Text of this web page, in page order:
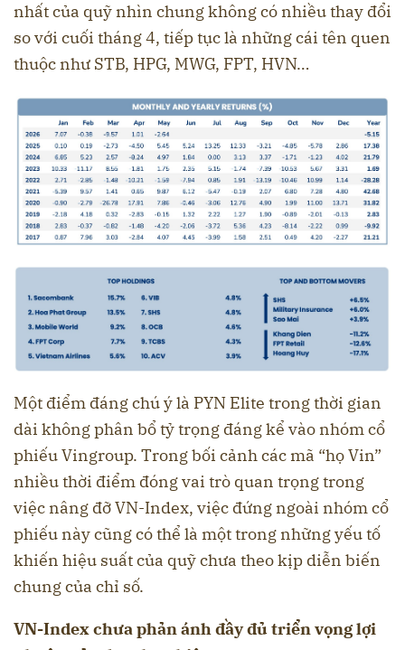
nhất của quỹ nhìn chung không có nhiều thay đổi
so với cuối tháng 4, tiếp tục là những cái tên quen
thuộc như STB, HPG, MWG, FPT, HVN…
Một điểm đáng chú ý là PYN Elite trong thời gian
dài không phân bổ tỷ trọng đáng kể vào nhóm cổ
phiếu Vingroup. Trong bối cảnh các mã “họ Vin”
nhiều thời điểm đóng vai trò quan trọng trong
việc nâng đỡ VN-Index, việc đứng ngoài nhóm cổ
phiếu này cũng có thể là một trong những yếu tố
khiến hiệu suất của quỹ chưa theo kịp diễn biến
chung của chỉ số.
VN-Index chưa phản ánh đầy đủ triển vọng lợi